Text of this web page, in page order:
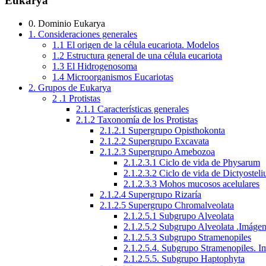
0. Dominio Eukarya
1. Consideraciones generales
1.1 El origen de la célula eucariota. Modelos
1.2 Estructura general de una célula eucariota
1.3 El Hidrogenosoma
1.4 Microorganismos Eucariotas
2. Grupos de Eukarya
2 .1 Protistas
2.1.1 Características generales
2.1.2 Taxonomía de los Protistas
2.1.2.1 Supergrupo Opisthokonta
2.1.2.2 Supergrupo Excavata
2.1.2.3 Supergrupo Amebozoa
2.1.2.3.1 Ciclo de vida de Physarum
2.1.2.3.2 Ciclo de vida de
2.1.2.3.3 Mohos mucosos acelulares
2.1.2.4 Supergrupo Rizaría
2.1.2.5 Supergrupo Chromalveolata
2.1.2.5.1 Subgrupo Alveolata
2.1.2.5.2 Subgrupo Alveolata
2.1.2.5.3 Subgrupo Stramenopiles
2.1.2.5.4. Subgrupo Stramenopiles.
2.1.2.5.5. Subgrupo Haptophyta